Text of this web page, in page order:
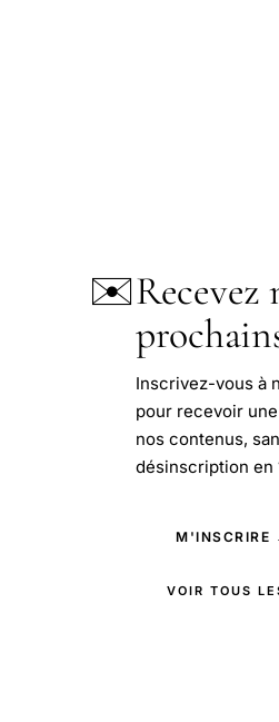
✉️Recevez
Inscrivez-vous à
pour recevoir
nos contenus,
désinscription en
M'INSCRIRE
VOIR TOUS